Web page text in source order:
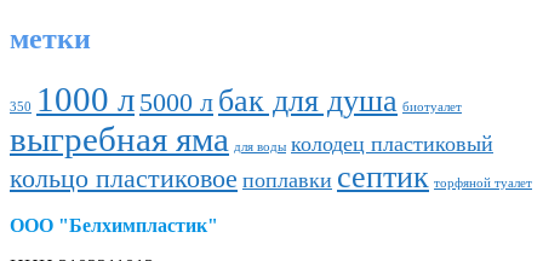
метки
350 1000 л 5000 л бак для душа биотуалет
выгребная яма для воды колодец пластиковый
кольцо пластиковое поплавки септик торфяной туалет
ООО "Белхимпластик"